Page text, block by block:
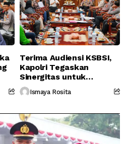
Terima Audiensi KSBSI,
Kapolri Tegaskan
Sinergitas untuk
Perjuangkan Hak Buruh
Ismaya Rosita